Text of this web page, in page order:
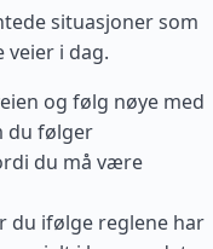
situasjoner som
i dag.
og følg nøye med
du følger
du må være
du ifølge reglene har